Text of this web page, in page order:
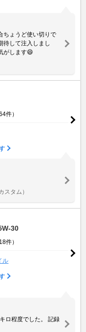
ちょうど使い切りで
待して注入しまし
がします😄
件）
スタム）
30
件）
ル
ロ程度でした。 記録